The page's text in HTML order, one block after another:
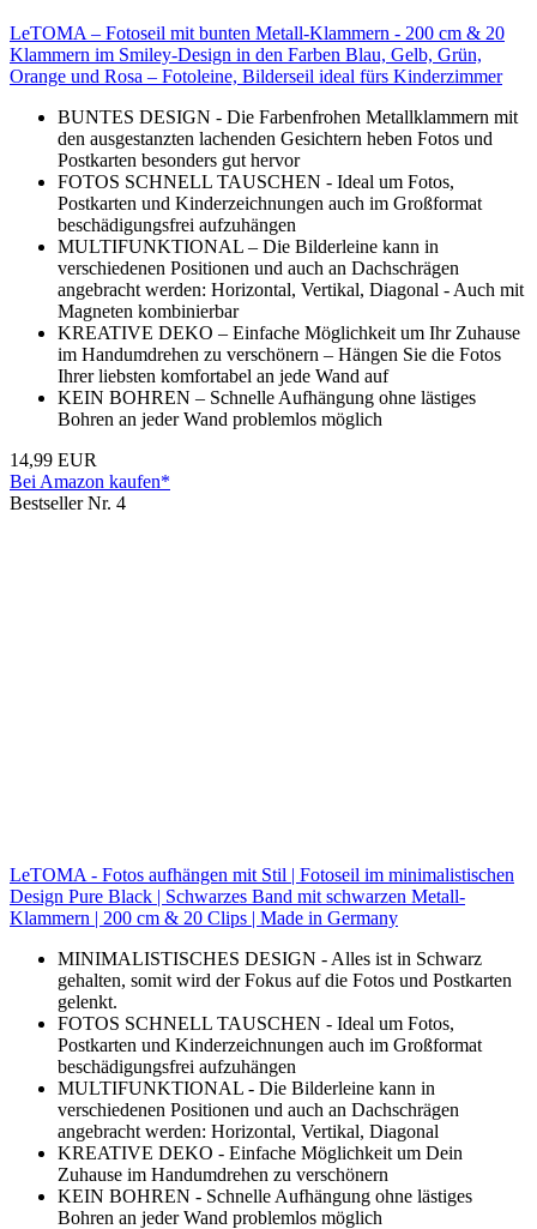
LeTOMA – Fotoseil mit bunten Metall-Klammern - 200 cm & 20
Klammern im Smiley-Design in den Farben Blau, Gelb, Grün,
Orange und Rosa – Fotoleine, Bilderseil ideal fürs Kinderzimmer
BUNTES DESIGN - Die Farbenfrohen Metallklammern mit
den ausgestanzten lachenden Gesichtern heben Fotos und
Postkarten besonders gut hervor
FOTOS SCHNELL TAUSCHEN - Ideal um Fotos,
Postkarten und Kinderzeichnungen auch im Großformat
beschädigungsfrei aufzuhängen
MULTIFUNKTIONAL – Die Bilderleine kann in
verschiedenen Positionen und auch an Dachschrägen
angebracht werden: Horizontal, Vertikal, Diagonal - Auch mit
Magneten kombinierbar
KREATIVE DEKO – Einfache Möglichkeit um Ihr Zuhause
im Handumdrehen zu verschönern – Hängen Sie die Fotos
Ihrer liebsten komfortabel an jede Wand auf
KEIN BOHREN – Schnelle Aufhängung ohne lästiges
Bohren an jeder Wand problemlos möglich
14,99 EUR
Bei Amazon kaufen*
Bestseller Nr. 4
LeTOMA - Fotos aufhängen mit Stil | Fotoseil im minimalistischen
Design Pure Black | Schwarzes Band mit schwarzen Metall-
Klammern | 200 cm & 20 Clips | Made in Germany
MINIMALISTISCHES DESIGN - Alles ist in Schwarz
gehalten, somit wird der Fokus auf die Fotos und Postkarten
gelenkt.
FOTOS SCHNELL TAUSCHEN - Ideal um Fotos,
Postkarten und Kinderzeichnungen auch im Großformat
beschädigungsfrei aufzuhängen
MULTIFUNKTIONAL - Die Bilderleine kann in
verschiedenen Positionen und auch an Dachschrägen
angebracht werden: Horizontal, Vertikal, Diagonal
KREATIVE DEKO - Einfache Möglichkeit um Dein
Zuhause im Handumdrehen zu verschönern
KEIN BOHREN - Schnelle Aufhängung ohne lästiges
Bohren an jeder Wand problemlos möglich